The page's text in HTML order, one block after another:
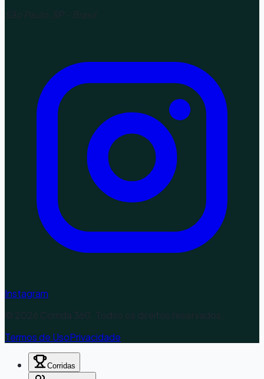
São Paulo, SP - Brasil
Instagram
© 2026 Corrida 360. Todos os direitos reservados.
Termos de UsoPrivacidade
Corridas